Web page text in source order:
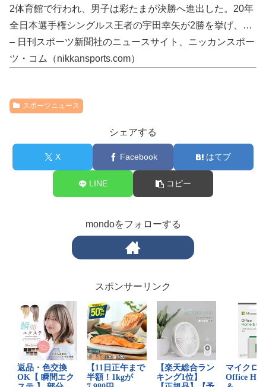
2体育館で行われ、男子は彩たまが決勝へ進出した。20年
全日本選手権シングルス王者の宇田幸矢が2勝を挙げ、…
– 日刊スポーツ新聞社のニュースサイト、ニッカンスポー
ツ・コム（nikkansports.com）
スポーツニュース
シェアする
X Facebook はてブ
LINE コピー
mondoをフォローする
スポンサーリンク